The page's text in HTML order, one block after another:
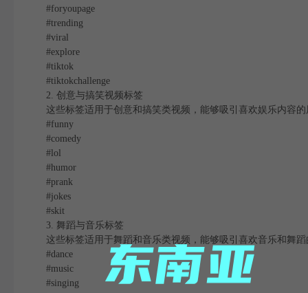
#foryoupage
#trending
#viral
#explore
#tiktok
#tiktokchallenge
2. 创意与搞笑视频标签
这些标签适用于创意和搞笑类视频，能够吸引喜欢娱乐内容
#funny
#comedy
#lol
#humor
#prank
#jokes
#skit
3. 舞蹈与音乐标签
这些标签适用于舞蹈和音乐类视频，能够吸引喜欢音乐和舞
#dance
#music
#singing